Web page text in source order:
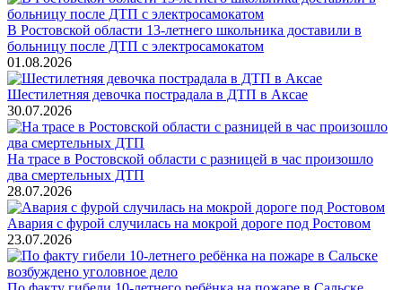
В Ростовской области 13-летнего школьника доставили в
больницу после ДТП с электросамокатом
01.08.2026
Шестилетняя девочка пострадала в ДТП в Аксае
30.07.2026
На трасе в Ростовской области с разницей в час произошло
два смертельных ДТП
28.07.2026
Авария с фурой случилась на мокрой дороге под Ростовом
23.07.2026